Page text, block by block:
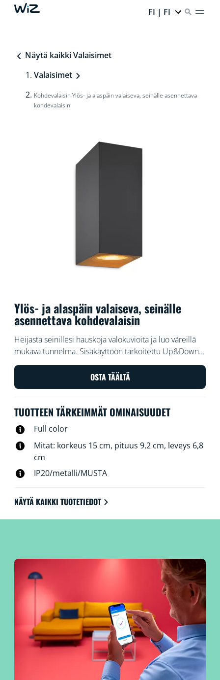
FI | FI
Näytä kaikki Valaisimet
Valaisimet
Kohdevalaisin Ylös- ja alaspäin valaiseva, seinälle asennettava
kohdevalaisin
Ylös- ja alaspäin valaiseva, seinälle
asennettava kohdevalaisin
Heijasta seinillesi hauskoja valokuvioita ja luo väreillä
mukava tunnelma. Sisäkäyttöön tarkoitettu Up&Down -
seinävalaisimemme valaisee ylös- ja alaspäin, tuottaa
hauskoja valo-, varjo- ja värikuvioita sekä tekee
huoneestasi näköisesi.
OSTA TÄÄLTÄ
TUOTTEEN TÄRKEIMMÄT OMINAISUUDET
Full color
Mitat: korkeus 15 cm, pituus 9,2 cm, leveys 6,8
cm
IP20/metalli/MUSTA
NÄYTÄ KAIKKI TUOTETIEDOT